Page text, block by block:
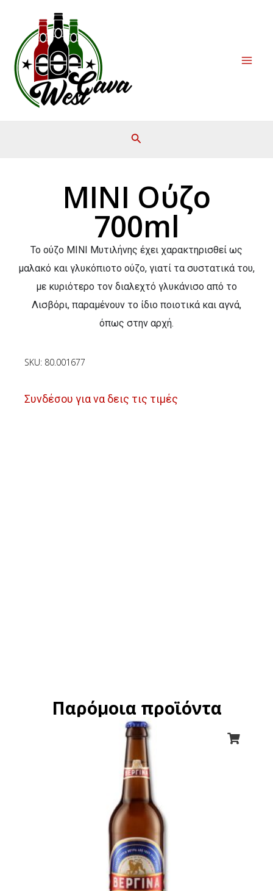
περιεχόμενο
ΜΙΝΙ Ούζο
700ml
Το ούζο ΜΙΝΙ Μυτιλήνης έχει χαρακτηρισθεί ως
μαλακό και γλυκόπιοτο ούζο, γιατί τα συστατικά του,
με κυριότερο τον διαλεχτό γλυκάνισο από το
Λισβόρι, παραμένουν το ίδιο ποιοτικά και αγνά,
όπως στην αρχή.
SKU: 80.001677
Συνδέσου για να δεις τις τιμές
Παρόμοια προϊόντα